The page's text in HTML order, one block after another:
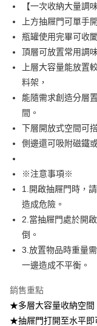
【注意事項】
1.本服務係由「台灣大
用戶於交易時，得透過
買賣價金債權讓與本公司
2.基於同意付款使用「大
由本公司與您本人進行
3.完整用戶服務條款，請
【一次收納大量調
上方抽屜門可單手
瓶罐使用完畢可收
頂層可放置常用調
上層大容量能放置
料架，
能隨需求創造分層
間。
下層開放式空間可
側邊還可吸附磁鐵
※注意事項※
1.開啟抽屜門時，
造成危險。
2.當抽屜門處於開
倒。
3.放置物品時重量
一邊造成不平衡。
銷售重點
★多層大容量收納空間
★抽屜門打開至水平即